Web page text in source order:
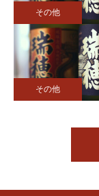
その他
その他